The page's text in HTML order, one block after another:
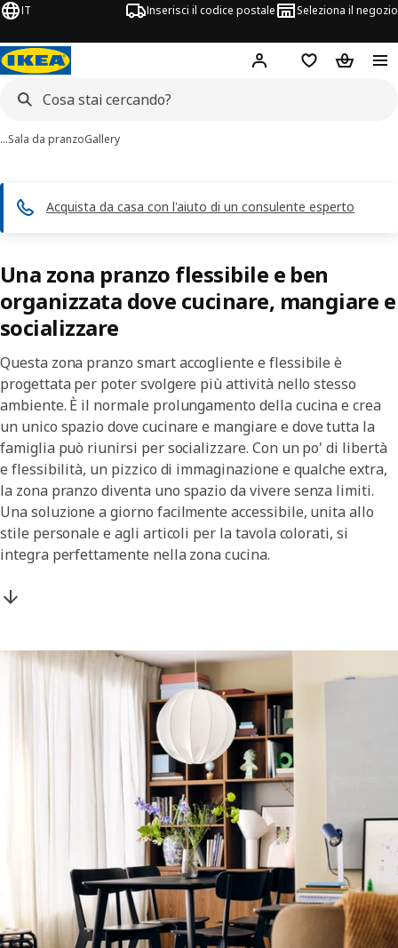
IT Inserisci il codice postale Seleziona il negozio
Hej! AccediLista deiCarrello
…Sala da pranzoGallery
Acquista da casa con l'aiuto di un consulente esperto
Una zona pranzo flessibile e ben
organizzata dove cucinare, mangiare e
socializzare
Questa zona pranzo smart accogliente e flessibile è
progettata per poter svolgere più attività nello stesso
ambiente. È il normale prolungamento della cucina e crea
un unico spazio dove cucinare e mangiare e dove tutta la
famiglia può riunirsi per socializzare. Con un po' di libertà
e flessibilità, un pizzico di immaginazione e qualche extra,
la zona pranzo diventa uno spazio da vivere senza limiti.
Una soluzione a giorno facilmente accessibile, unita allo
stile personale e agli articoli per la tavola colorati, si
integra perfettamente nella zona cucina.